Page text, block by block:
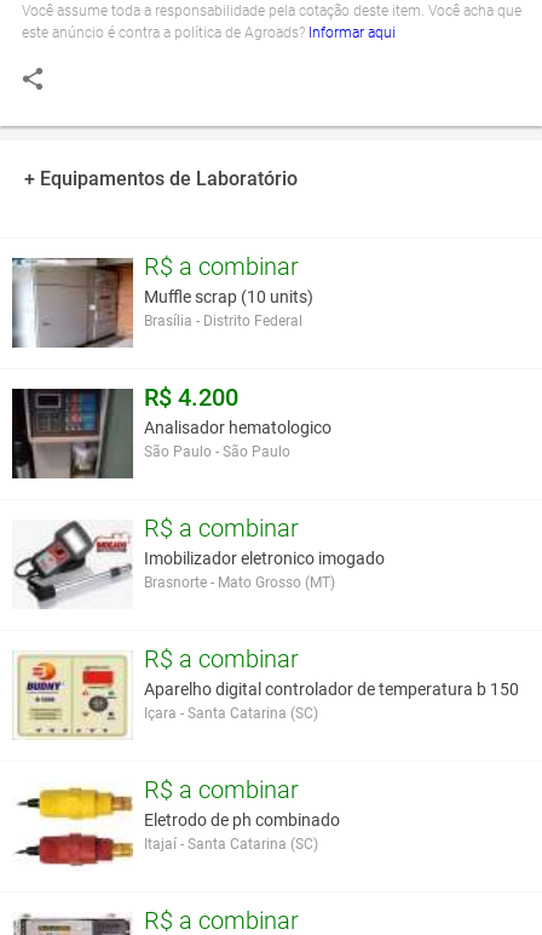
Você assume toda a responsabilidade pela cotação deste item. Você acha que
este anúncio é contra a política de Agroads? Informar aqui
+ Equipamentos de Laboratório
R$ a combinar
Muffle scrap (10 units)
Brasília - Distrito Federal
R$ 4.200
Analisador hematologico
São Paulo - São Paulo
R$ a combinar
Imobilizador eletronico imogado
Brasnorte - Mato Grosso (MT)
R$ a combinar
Aparelho digital controlador de temperatura b 150
Içara - Santa Catarina (SC)
R$ a combinar
Eletrodo de ph combinado
Itajaí - Santa Catarina (SC)
R$ a combinar